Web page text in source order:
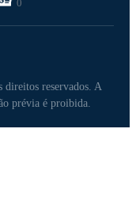
0
reservados. A
prévia é proibida.